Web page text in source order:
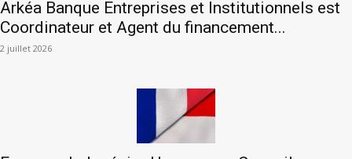
Arkéa Banque Entreprises et Institutionnels est
Coordinateur et Agent du financement...
2 juillet 2026